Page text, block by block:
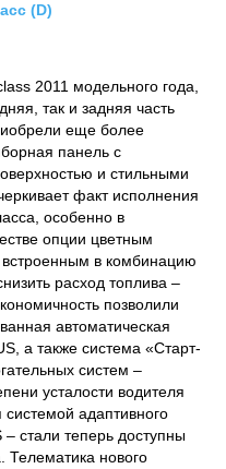
(D)
2011 модельного года,
так и задняя часть
еще более
панель с
и стильными
факт исполнения
особенно в
опции цветным
в комбинацию
расход топлива –
позволили
автоматическая
а также система «Старт-
систем –
усталости водителя
системой адаптивного
– стали теперь доступны
Телематика нового